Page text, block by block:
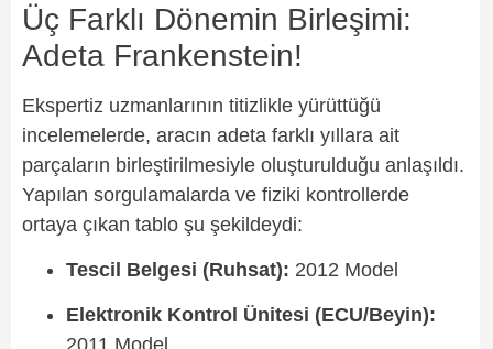
Üç Farklı Dönemin Birleşimi:
Adeta Frankenstein!
Ekspertiz uzmanlarının titizlikle yürüttüğü
incelemelerde, aracın adeta farklı yıllara ait
parçaların birleştirilmesiyle oluşturulduğu anlaşıldı.
Yapılan sorgulamalarda ve fiziki kontrollerde
ortaya çıkan tablo şu şekildeydi:
Tescil Belgesi (Ruhsat): 2012 Model
Elektronik Kontrol Ünitesi (ECU/Beyin):